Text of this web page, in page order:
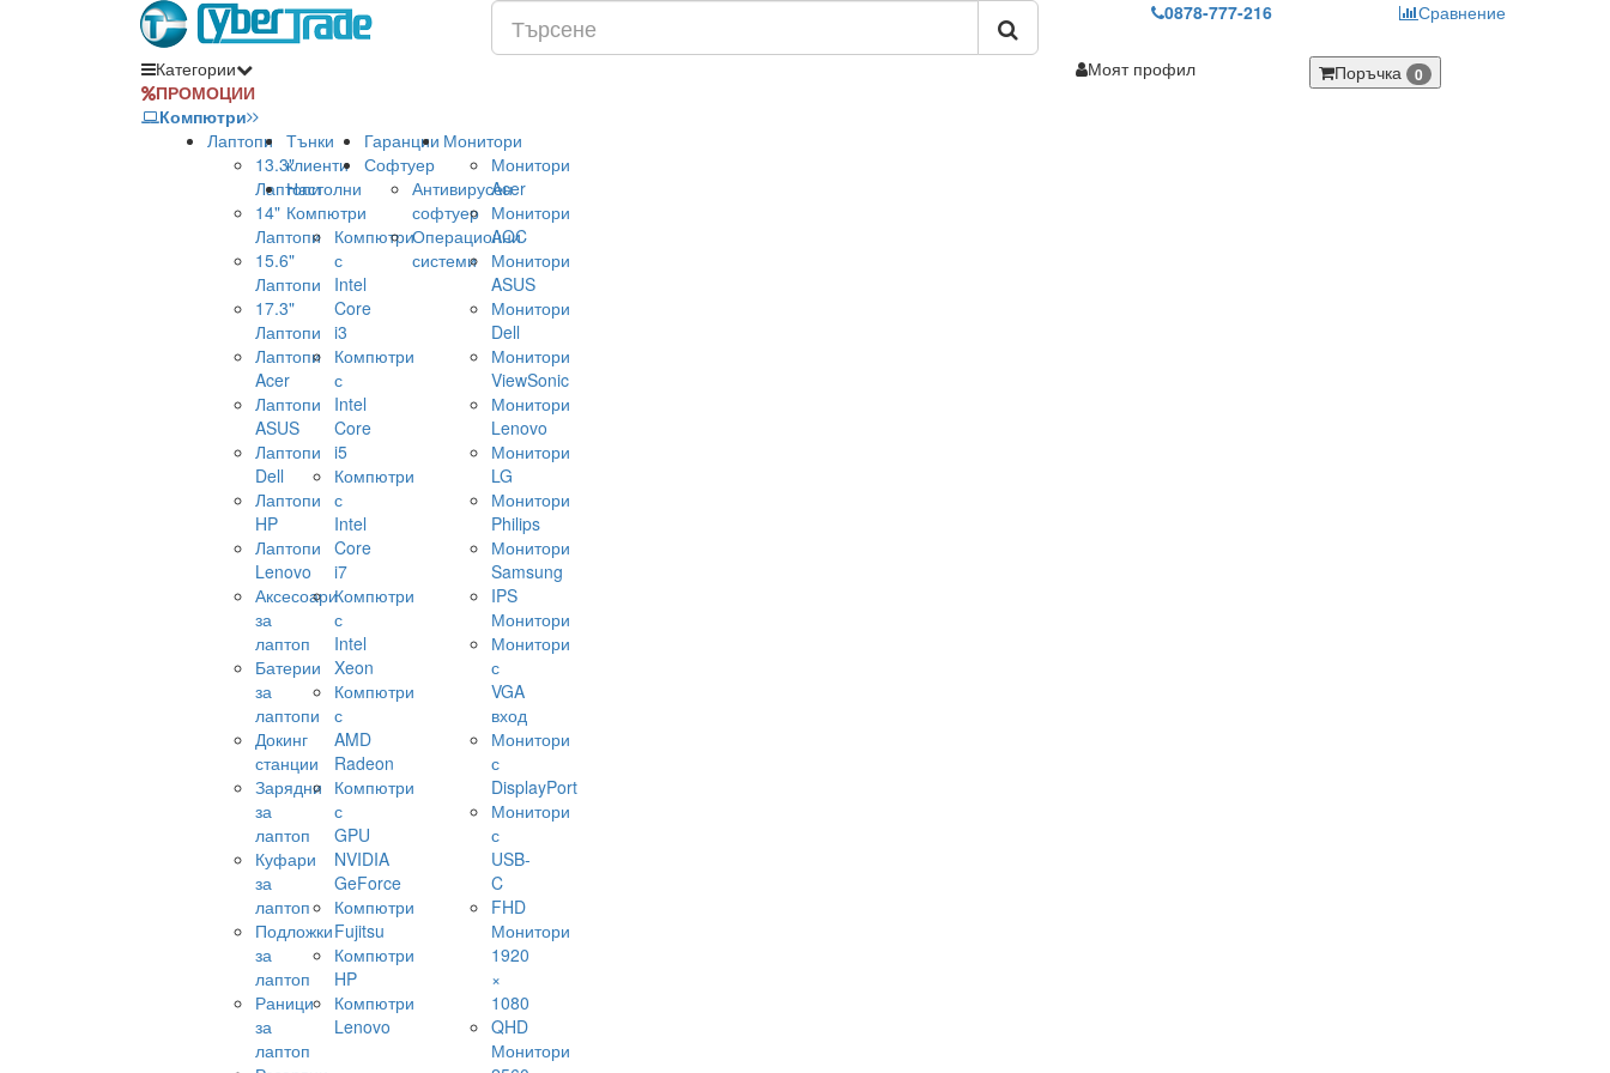
0878-777-216 Сравнение
Категории
ПРОМОЦИИ
Компютри
Лаптопи
13.3"
Лаптопи
14"
Лаптопи
15.6"
Лаптопи
17.3"
Лаптопи
Лаптопи
Acer
Лаптопи
ASUS
Лаптопи
Dell
Лаптопи
HP
Лаптопи
Lenovo
Аксесоари
за
лаптоп
Батерии
за
лаптопи
Докинг
станции
Зарядни
за
лаптоп
Куфари
за
лаптоп
Подложки
за
лаптоп
Раници
за
лаптоп
Тънки
клиенти
Настолни
Компютри
Компютри
с
Intel
Core
i3
Компютри
с
Intel
Core
i5
Компютри
с
Intel
Core
i7
Компютри
с
Intel
Xeon
Компютри
с
AMD
Radeon
Компютри
с
GPU
NVIDIA
GeForce
Компютри
Fujitsu
Компютри
HP
Компютри
Lenovo
Гаранции
Софтуер
Антивирусен
софтуер
Операционни
системи
Монитори
Монитори
Acer
Монитори
AOC
Монитори
ASUS
Монитори
Dell
Монитори
ViewSonic
Монитори
Lenovo
Монитори
LG
Монитори
Philips
Монитори
Samsung
IPS
Монитори
Монитори
с
VGA
вход
Монитори
с
DisplayPort
Монитори
с
USB-
C
FHD
Монитори
1920
×
1080
QHD
Монитори
Моят профил Поръчка 0